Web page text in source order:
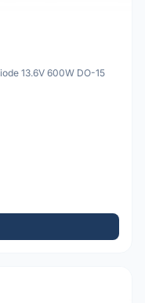
13.6V 600W DO-15